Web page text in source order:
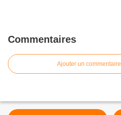
Commentaires
Ajouter un commentaire